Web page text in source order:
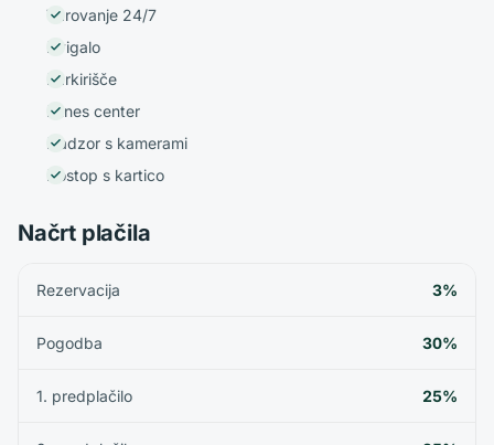
Varovanje 24/7
Dvigalo
Parkirišče
Fitnes center
Nadzor s kamerami
Dostop s kartico
Načrt plačila
Rezervacija 3%
Pogodba 30%
1. predplačilo 25%